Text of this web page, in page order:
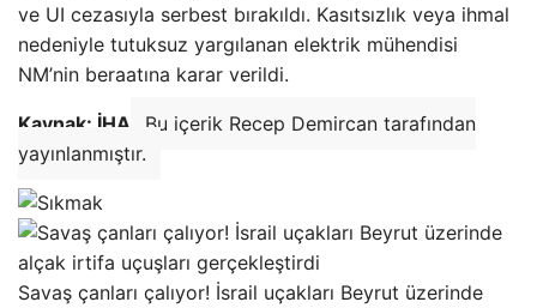
ve UI cezasıyla serbest bırakıldı. Kasıtsızlık veya ihmal
nedeniyle tutuksuz yargılanan elektrik mühendisi
NM’nin beraatına karar verildi.
Kaynak: İHA
Bu içerik Recep Demircan tarafından
yayınlanmıştır.
Savaş çanları çalıyor! İsrail uçakları Beyrut üzerinde